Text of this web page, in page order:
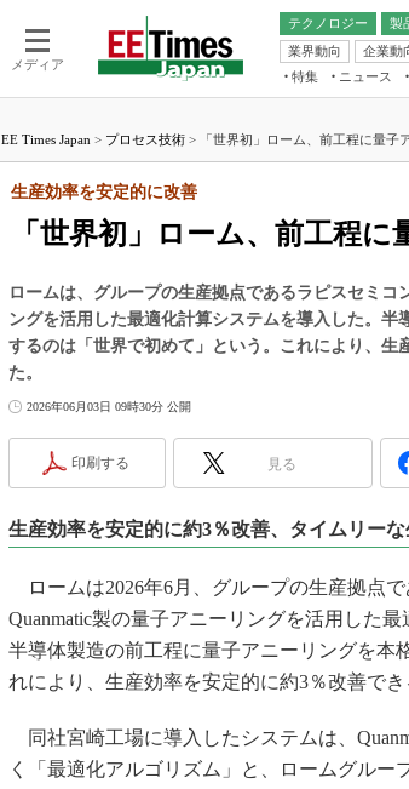
メディア
テクノロジー 製
電池／エネルギー
アナログ
マイコン
業界動向
企業動
特集 ニュース
福田昭のデバイス通信
大山聡の業界スコープ
リタイア直前エンジニ
学漂流記
この10年で起こったこ
で起こること
製品分解で探るアジア
光伝送技術を知る
“異端児エンジニア”が
改革、執念の180日
イノベーションは日本
JASA発IoT通信
「英語に愛されないエ
ための新行動論
電子ブックレッ
EE Times Japan > プロセス技術 > 「世界初」ローム、前工程に量子
「世界初」ローム、前工程
生産効率を安定的に改善
ロームは、グループの生産拠点であるラピスセミ
ングを活用した最適化計算システムを導入した。
するのは「世界で初めて」という。これにより、生
た。
2026年06月03日 09時30分 公開
印刷する 見る
生産効率を安定的に約3％改善、タイムリー
ロームは2026年6月、グループの生産拠点
Quanmatic製の量子アニーリングを活用した
半導体製造の前工程に量子アニーリングを本
れにより、生産効率を安定的に約3％改善でき
同社宮崎工場に導入したシステムは、
く「最適化アルゴリズム」と、ロームグル